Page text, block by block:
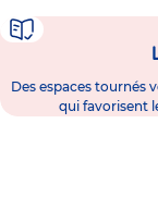
Des espaces tournés
qui favorisent